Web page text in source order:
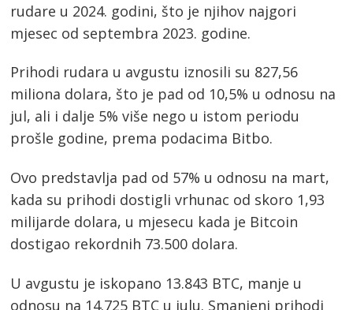
rudare u 2024. godini, što je njihov najgori
mjesec od septembra 2023. godine.
Prihodi rudara u avgustu iznosili su 827,56
miliona dolara, što je pad od 10,5% u odnosu na
jul, ali i dalje 5% više nego u istom periodu
prošle godine, prema podacima Bitbo.
Ovo predstavlja pad od 57% u odnosu na mart,
kada su prihodi dostigli vrhunac od skoro 1,93
milijarde dolara, u mjesecu kada je Bitcoin
dostigao rekordnih 73.500 dolara.
U avgustu je iskopano 13.843 BTC, manje u
odnosu na 14.725 BTC u julu. Smanjeni prihodi